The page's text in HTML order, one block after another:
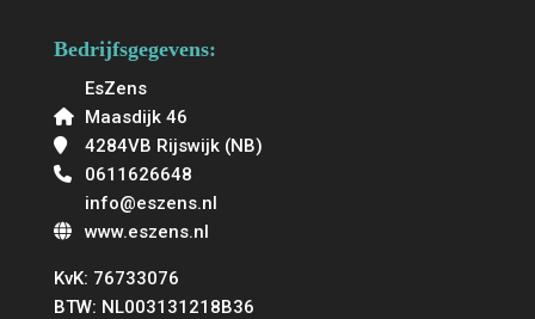
Bedrijfsgegevens:
EsZens
Maasdijk 46
4284VB Rijswijk (NB)
0611626648
info@eszens.nl
www.eszens.nl
KvK: 76733076
BTW: NL003131218B36